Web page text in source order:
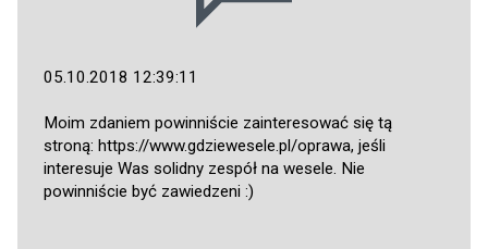
05.10.2018 12:39:11
Moim zdaniem powinniście zainteresować się tą
stroną: https://www.gdziewesele.pl/oprawa, jeśli
interesuje Was solidny zespół na wesele. Nie
powinniście być zawiedzeni :)